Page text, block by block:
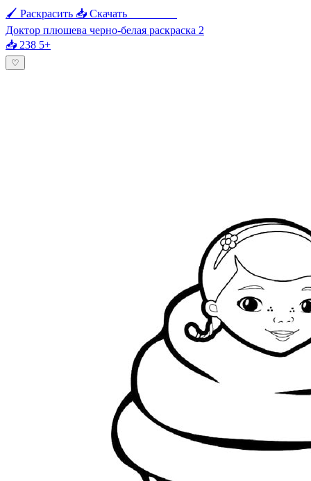
🖌 Раскрасить 📥 Скачать
Доктор плюшева черно-белая раскраска 2
📥 238 5+
♡